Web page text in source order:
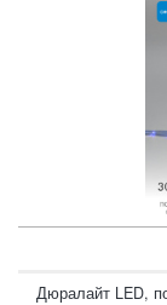
Дюралайт LED,